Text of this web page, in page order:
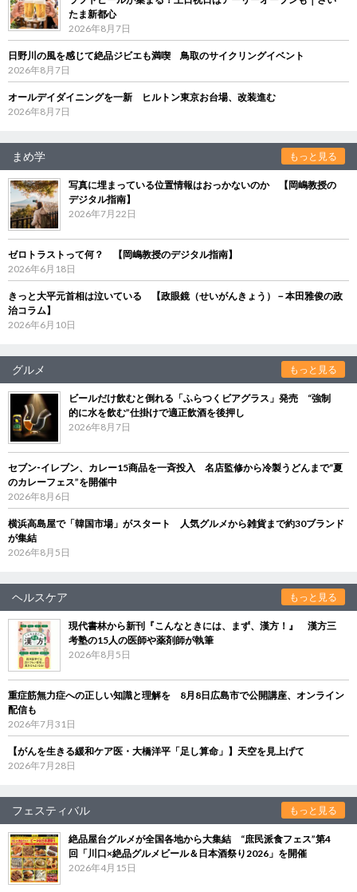
たま新都心
2026年8月7日
日野川の風を感じて絶品ジビエも満喫 鳥取のサイクリングイベント
2026年8月7日
オールデイダイニングを一新 ヒルトン東京お台場、改装進む
2026年8月7日
まめ学 もっと見る
写真に埋まっている位置情報はおっかないのか 【岡嶋教授の
デジタル指南】
2026年7月22日
ゼロトラストって何？ 【岡嶋教授のデジタル指南】
2026年6月18日
きっと大平元首相は泣いている 【政眼鏡（せいがんきょう）－本田雅俊の政
治コラム】
2026年6月10日
グルメ もっと見る
ビールだけ飲むと倒れる「ふらつくビアグラス」発売 “強制
的に水を飲む”仕掛けで適正飲酒を後押し
2026年8月7日
セブン‐イレブン、カレー15商品を一斉投入 名店監修から冷製うどんまで“夏
のカレーフェス”を開催中
2026年8月6日
横浜高島屋で「韓国市場」がスタート 人気グルメから雑貨まで約30ブランド
が集結
2026年8月5日
ヘルスケア もっと見る
現代書林から新刊『こんなときには、まず、漢方！』 漢方三
考塾の15人の医師や薬剤師が執筆
2026年8月5日
重症筋無力症への正しい知識と理解を 8月8日広島市で公開講座、オンライン
配信も
2026年7月31日
【がんを生きる緩和ケア医・大橋洋平「足し算命」】天空を見上げて
2026年7月28日
フェスティバル もっと見る
絶品屋台グルメが全国各地から大集結 “庶民派食フェス”第4
回「川口×絶品グルメビール＆日本酒祭り2026」を開催
2026年4月15日